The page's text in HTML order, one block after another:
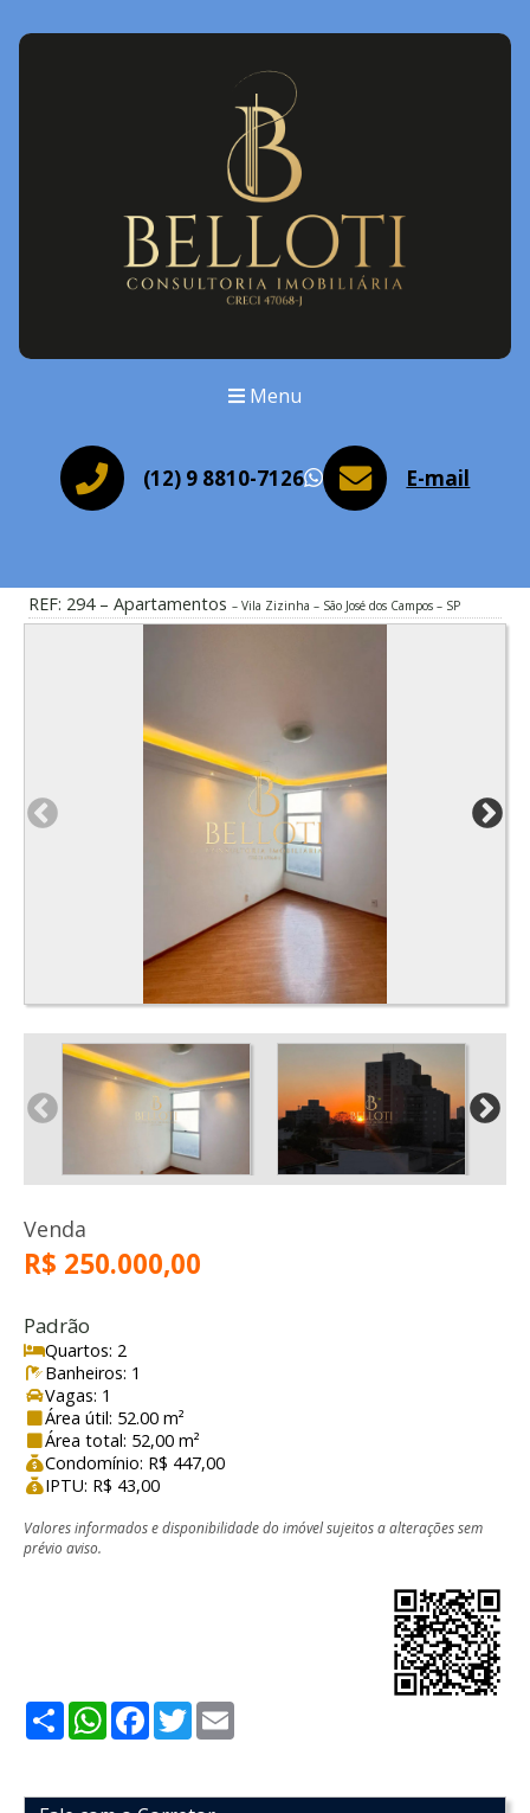
Menu
(12) 9 8810-7126 WhatsApp
E-mail
REF: 294 – Apartamentos Vila Zizinha – São José dos Campos – SP
Venda
R$ 250.000,00
Padrão
Quartos: 2
Banheiros: 1
Vagas: 1
Área útil: 52.00 m²
Área total: 52,00 m²
Condomínio: R$ 447,00
IPTU: R$ 43,00
Valores informados e disponibilidade do imóvel sujeitos a alterações sem
prévio aviso.
ShareWhatsApp
Facebook
Twitter